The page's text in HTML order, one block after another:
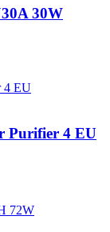
30W
Purifier 4 EU